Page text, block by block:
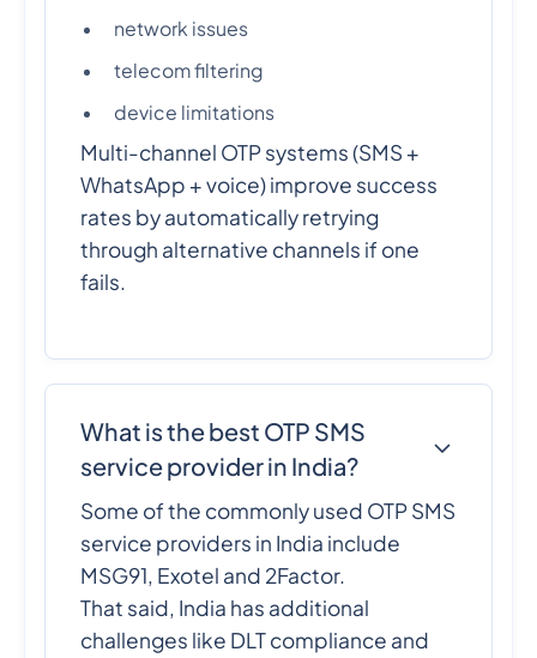
network issues
telecom filtering
device limitations
Multi-channel OTP systems (SMS +
WhatsApp + voice) improve success
rates by automatically retrying
through alternative channels if one
fails.
What is the best OTP SMS
service provider in India?
Some of the commonly used OTP SMS
service providers in India include
MSG91, Exotel and 2Factor.
That said, India has additional
challenges like DLT compliance and